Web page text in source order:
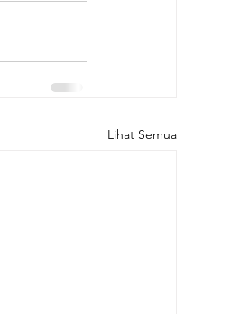
Lihat Semua